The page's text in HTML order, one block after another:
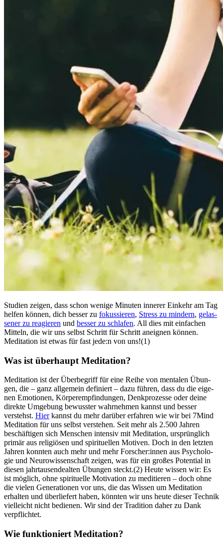
Stu­dien zeigen, dass schon wenige Minu­ten inne­rer Ein­kehr am Tag
helfen können, dich besser zu fokus­sie­ren, Stress zu min­dern, gelas­
se­ner zu reagieren und besser zu schlafen. All dies mit ein­fa­chen
Mit­teln, die wir uns selbst Schritt für Schritt aneignen können.
Meditation ist etwas für fast jede:n von uns!(1)
Was ist über­haupt Medi­ta­tion?
Medi­ta­tion ist der Über­be­griff für eine Reihe von men­ta­len Übun­
gen, die – ganz all­ge­mein defi­niert – dazu führen, dass du die eige­
nen Emotionen, Körperempfindungen, Denk­pro­zesse oder deine
direkte Umgebung bewusster wahrnehmen kannst und besser
verstehst. Hierkannst du mehr darüber erfahren wie wir bei 7Mind
Meditation für uns selbst verstehen. Seit mehr als 2.500 Jahren
beschäf­ti­gen sich Men­schen inten­siv mit Medi­ta­tion, ursprüng­lich
primär aus reli­giö­sen und spi­ri­tu­el­len Moti­ven. Doch in den letz­ten
Jahren konn­ten auch mehr und mehr Forscher:innen aus Psy­cho­lo­
gie und Neu­ro­wis­sen­schaft zeigen, was für ein großes Poten­tial in
diesen jahr­tau­sen­de­al­ten Übun­gen steckt.(2) Heute wissen wir: Es
ist möglich, ohne spirituelle Motivation zu meditieren – doch ohne
die vielen Generationen vor uns, die das Wissen um Meditation
erhalten und überliefert haben, könnten wir uns heute dieser Technik
vielleicht nicht bedienen. Wir sind der Tradition daher zu Dank
verpflichtet.
Wie funk­tio­niert Medi­ta­tion?